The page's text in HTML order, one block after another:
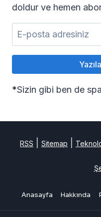
doldur ve hemen
*Sizin gibi ben de
RSS Sitemap
Anasayfa Hakkında